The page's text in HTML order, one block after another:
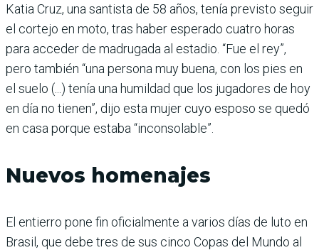
Katia Cruz, una santista de 58 años, tenía previsto seguir
el cortejo en moto, tras haber esperado cuatro horas
para acceder de madrugada al estadio. “Fue el rey”,
pero también “una persona muy buena, con los pies en
el suelo (...) tenía una humildad que los jugadores de hoy
en día no tienen”, dijo esta mujer cuyo esposo se quedó
en casa porque estaba “inconsolable”.
Nuevos homenajes
El entierro pone fin oficialmente a varios días de luto en
Brasil, que debe tres de sus cinco Copas del Mundo al